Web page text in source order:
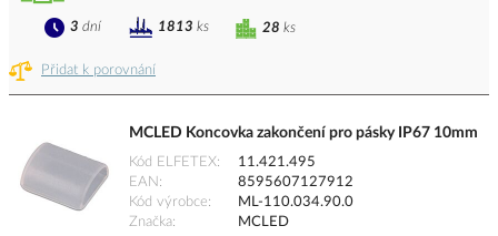
Přidat k porovnání
28 ks
3 dní 1813 ks
MCLED Koncovka zakončení pro pásky IP67 10mm
Kód ELFETEX
11.421.495
EAN
8595607127912
Kód výrobce
ML-110.034.90.0
Značka
MCLED